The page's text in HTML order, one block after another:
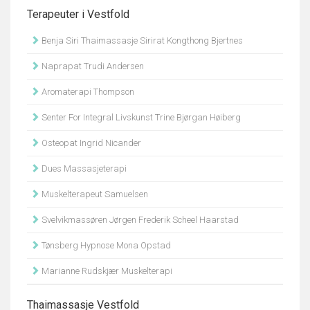
Terapeuter i Vestfold
Benja Siri Thaimassasje Sirirat Kongthong Bjertnes
Naprapat Trudi Andersen
Aromaterapi Thompson
Senter For Integral Livskunst Trine Bjørgan Høiberg
Osteopat Ingrid Nicander
Dues Massasjeterapi
Muskelterapeut Samuelsen
Svelvikmassøren Jørgen Frederik Scheel Haarstad
Tønsberg Hypnose Mona Opstad
Marianne Rudskjær Muskelterapi
Thaimassasje Vestfold